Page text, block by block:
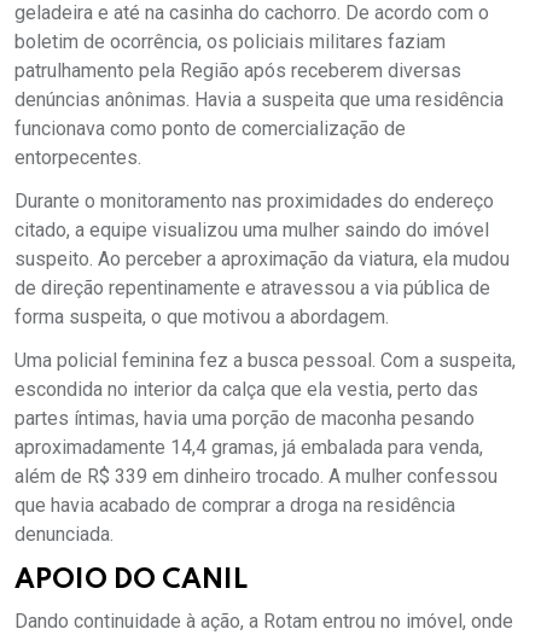
geladeira e até na casinha do cachorro. De acordo com o
boletim de ocorrência, os policiais militares faziam
patrulhamento pela Região após receberem diversas
denúncias anônimas. Havia a suspeita que uma residência
funcionava como ponto de comercialização de
entorpecentes.
Durante o monitoramento nas proximidades do endereço
citado, a equipe visualizou uma mulher saindo do imóvel
suspeito. Ao perceber a aproximação da viatura, ela mudou
de direção repentinamente e atravessou a via pública de
forma suspeita, o que motivou a abordagem.
Uma policial feminina fez a busca pessoal. Com a suspeita,
escondida no interior da calça que ela vestia, perto das
partes íntimas, havia uma porção de maconha pesando
aproximadamente 14,4 gramas, já embalada para venda,
além de R$ 339 em dinheiro trocado. A mulher confessou
que havia acabado de comprar a droga na residência
denunciada.
APOIO DO CANIL
Dando continuidade à ação, a Rotam entrou no imóvel, onde